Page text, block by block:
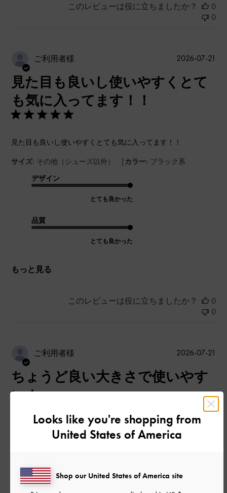
このレビューは役に立ちましたか？
0
0
ご利用者様
見た目も良いし使いやすくとて
も気に入ってます！！
見た目も良いし使いやすくとても気に入ってます！！
サイズ: その他（シューズ以外） | カラー: ブラック系
デザイン
とても良かった
品質
とても良かった
もっと見る
2026-07-21
このレビューは役に立ちましたか？
0
0
ご利用者様
ちょうど良い大きさで使いやす
い！
ちょうど良い大きさで使いやすい！
デザイン
2026-07-21
Looks like you're shopping from
United States of America
Shop our United States of America site